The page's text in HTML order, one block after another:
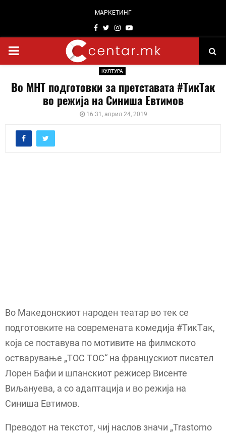
МАРКЕТИНГ
Facebook
TwitterInstagram
Youtube
PRIMARY
КУЛТУРА
Во МНТ подготовки за претставата #ТикTак
во режија на Синиша Евтимов
16:31, април 24, 2019
Во Македонскиот народен театар во тек се
подготовките на современата комедија #ТикTак,
која се поставува по мотивите на филмското
остварување „TOC TOC“ на францускиот писател
Лорен Бафи и шпанскиот режисер Висенте
Виљануева, а со адаптација и во режија на
Синиша Евтимов.
Преводот на текстот, чиј наслов значи „Trastorno